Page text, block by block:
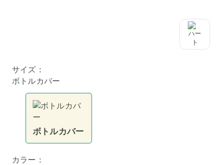
サイズ：
ボトルカバー
ボトルカバー
カラー：